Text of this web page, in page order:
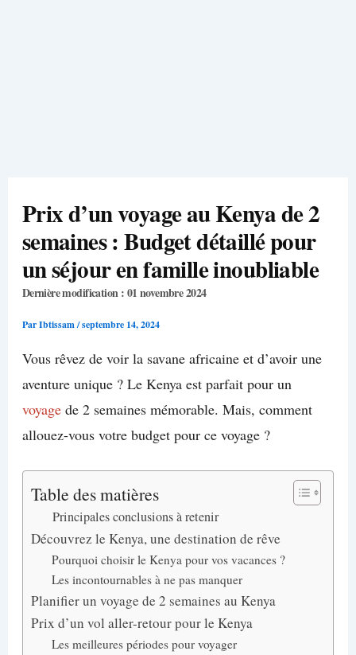
Prix d’un voyage au Kenya de 2
semaines : Budget détaillé pour
un séjour en famille inoubliable
Dernière modification : 01 novembre 2024
ParIbtissam/septembre 14, 2024
Vous rêvez de voir la savane africaine et d’avoir une
aventure unique ? Le Kenya est parfait pour un
voyagede 2 semaines mémorable. Mais, comment
allouez-vous votre budget pour ce voyage ?
Table des matières
Principales conclusions à retenir
Découvrez le Kenya, une destination de rêve
Pourquoi choisir le Kenya pour vos vacances ?
Les incontournables à ne pas manquer
Planifier un voyage de 2 semaines au Kenya
Prix d’un vol aller-retour pour le Kenya
Les meilleures périodes pour voyager